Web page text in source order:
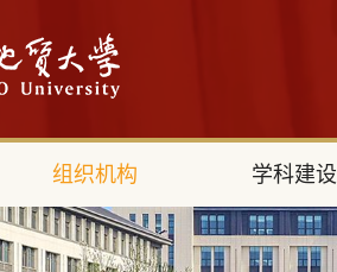
组织机构 学科建设